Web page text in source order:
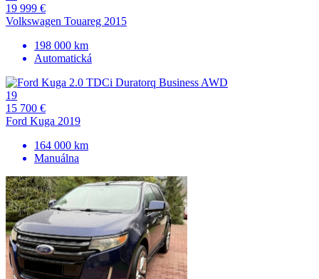
19 999 €
Volkswagen Touareg 2015
198 000 km
Automatická
19
15 700 €
Ford Kuga 2019
164 000 km
Manuálna